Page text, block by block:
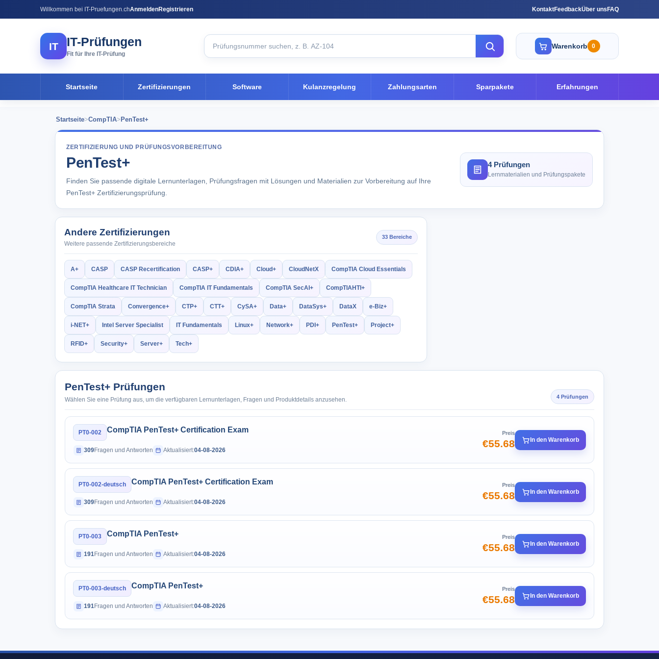
Willkommen bei IT-Pruefungen.chAnmeldenRegistrieren KontaktFeedbackÜber uns FAQ
IT IT-Prüfungen
Fit für Ihre IT-Prüfung
Warenkorb 0
Startseite Zertifizierungen Software Kulanzregelung Zahlungsarten Sparpakete Erfahrungen
Startseite>CompTIA> PenTest+
ZERTIFIZIERUNG UND PRÜFUNGSVORBEREITUNG
PenTest+
Finden Sie passende digitale Lernunterlagen, Prüfungsfragen mit Lösungen und Materialien zur Vorbereitung auf Ihre
PenTest+ Zertifizierungsprüfung.
4 Prüfungen
Lernmaterialien und Prüfungspakete
Andere Zertifizierungen
Weitere passende Zertifizierungsbereiche
33 Bereiche
A+ CASP CASP Recertification CASP+ CDIA+ Cloud+ CloudNetX CompTIA Cloud Essentials
CompTIA Healthcare IT Technician CompTIA IT Fundamentals CompTIA SecAI+ CompTIAHTI+
CompTIA Strata Convergence+ CTP+ CTT+ CySA+ Data+ DataSys+ DataX e-Biz+
i-NET+ Intel Server Specialist IT Fundamentals Linux+ Network+ PDI+ PenTest+ Project+
RFID+ Security+ Server+ Tech+
PenTest+ Prüfungen
Wählen Sie eine Prüfung aus, um die verfügbaren Lernunterlagen, Fragen und Produktdetails anzusehen. 4 Prüfungen
PT0-002 CompTIA PenTest+ Certification Exam
309Fragen und Antworten Aktualisiert:04-08-2026
Preis
€55.68 In den Warenkorb
PT0-002-deutsch CompTIA PenTest+ Certification Exam
309Fragen und Antworten Aktualisiert:04-08-2026
Preis
€55.68 In den Warenkorb
PT0-003 CompTIA PenTest+
191Fragen und Antworten Aktualisiert:04-08-2026
Preis
€55.68 In den Warenkorb
PT0-003-deutsch CompTIA PenTest+
191Fragen und Antworten Aktualisiert:04-08-2026
Preis
€55.68 In den Warenkorb